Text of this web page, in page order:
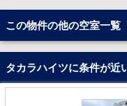
この物件の他の空室一覧
タカラハイツに条件が近